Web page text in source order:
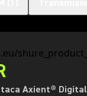
Axient® Digital